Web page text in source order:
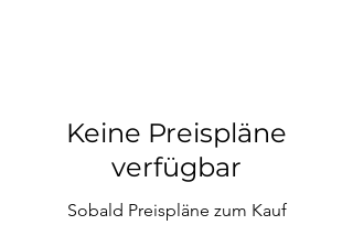
Keine Preispläne
verfügbar
Sobald Preispläne zum Kauf